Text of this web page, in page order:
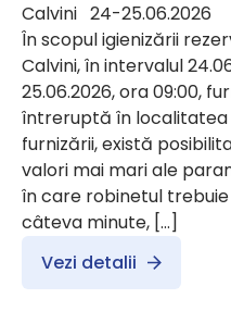
Calvini 24-25.06.2026
În scopul igienizării
Calvini, în intervalul
25.06.2026, ora 09:00,
întreruptă în localitatea
furnizării, există
valori mai mari ale
în care robinetul
câteva minute, […]
Vezi detalii